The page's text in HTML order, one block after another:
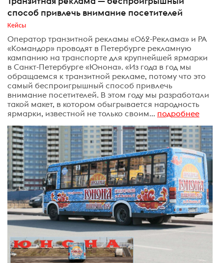
способ привлечь внимание посетителей
Кейсы
Оператор транзитной рекламы «062-Реклама» и РА
«Командор» проводят в Петербурге рекламную
кампанию на транспорте для крупнейшей ярмарки
в Санкт-Петербурге «Юнона». «Из года в год мы
обращаемся к транзитной рекламе, потому что это
самый беспроигрышный способ привлечь
внимание посетителей. В этом году мы разработали
такой макет, в котором обыгрывается народность
ярмарки, известной не только своим... подробнее